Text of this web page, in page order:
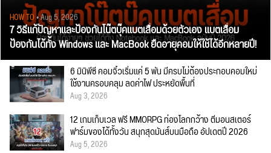
HOW TO• Aug 5, 2026
7 วิธีแก้ปัญหาและป้องกันโน๊ตบุ๊คแบตเสื่อมด้วยตัวเอง แบตเสื่อม
ป้องกันได้ทั้ง Windows และ MacBook ยืดอายุคอมให้ใช้ได้อีกหลายปี!
6 มินิพีซี คอมจิ๋วเริ่มแค่ 5 พัน มีครบไม่ต้องประกอบคอมใหม่
ใช้งานครอบคลุม ลดค่าไฟ ประหยัดพื้นที่
Aug 3, 2026
12 เกมเก็บเวล ฟรี MMORPG ท่องโลกกว้าง ตีมอนสเตอร์
ฟาร์มของได้ทั้งวัน สนุกสุดมันส์บนมือถือ อัปเดตปี 2026
Aug 5, 2026